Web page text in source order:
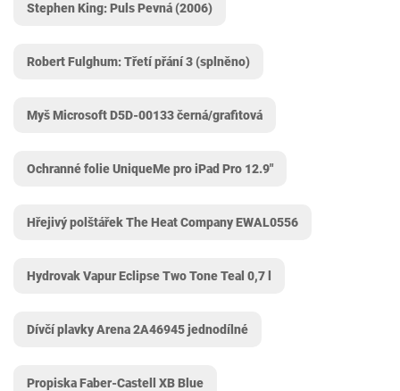
Stephen King: Puls Pevná (2006)
Robert Fulghum: Třetí přání 3 (splněno)
Myš Microsoft D5D-00133 černá/grafitová
Ochranné folie UniqueMe pro iPad Pro 12.9"
Hřejivý polštářek The Heat Company EWAL0556
Hydrovak Vapur Eclipse Two Tone Teal 0,7 l
Dívčí plavky Arena 2A46945 jednodílné
Propiska Faber-Castell XB Blue